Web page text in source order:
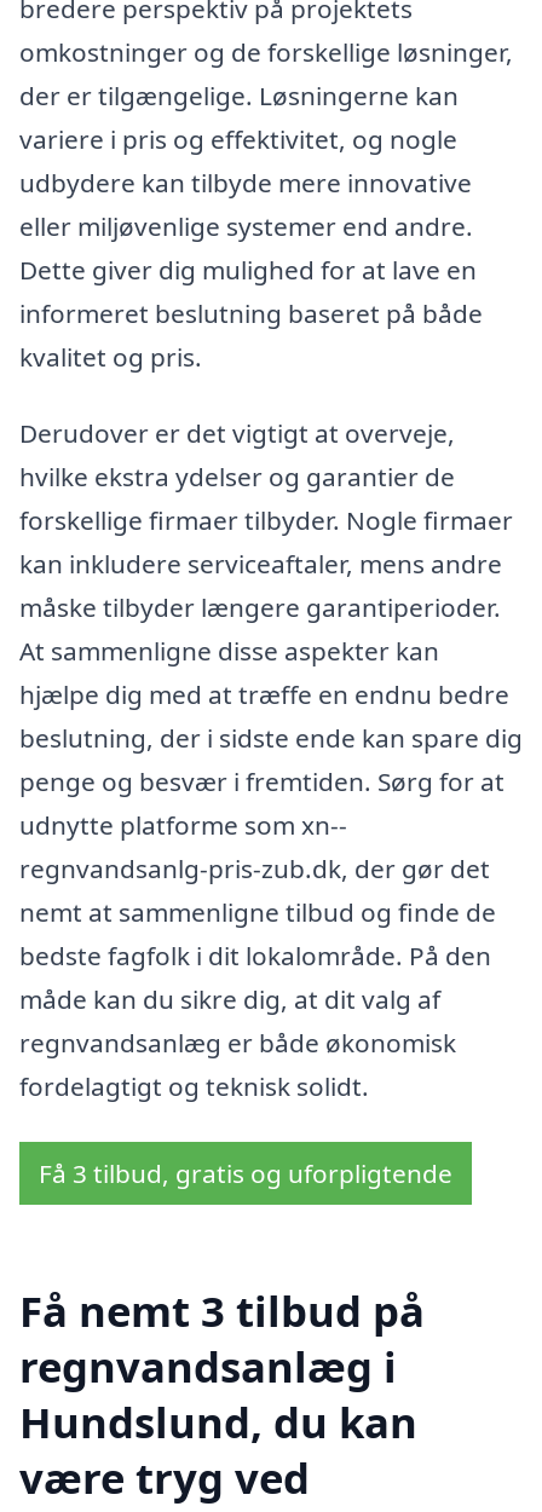
bredere perspektiv på projektets
omkostninger og de forskellige løsninger,
der er tilgængelige. Løsningerne kan
variere i pris og effektivitet, og nogle
udbydere kan tilbyde mere innovative
eller miljøvenlige systemer end andre.
Dette giver dig mulighed for at lave en
informeret beslutning baseret på både
kvalitet og pris.
Derudover er det vigtigt at overveje,
hvilke ekstra ydelser og garantier de
forskellige firmaer tilbyder. Nogle firmaer
kan inkludere serviceaftaler, mens andre
måske tilbyder længere garantiperioder.
At sammenligne disse aspekter kan
hjælpe dig med at træffe en endnu bedre
beslutning, der i sidste ende kan spare dig
penge og besvær i fremtiden. Sørg for at
udnytte platforme som xn--
regnvandsanlg-pris-zub.dk, der gør det
nemt at sammenligne tilbud og finde de
bedste fagfolk i dit lokalområde. På den
måde kan du sikre dig, at dit valg af
regnvandsanlæg er både økonomisk
fordelagtigt og teknisk solidt.
Få 3 tilbud, gratis og uforpligtende
Få nemt 3 tilbud på
regnvandsanlæg i
Hundslund, du kan
være tryg ved